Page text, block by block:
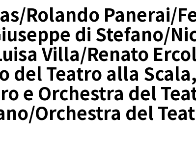
Rolando Panerai/
di Stefano/
Villa/Renato
del Teatro alla Scala,
e Orchestra del
Orchestra del